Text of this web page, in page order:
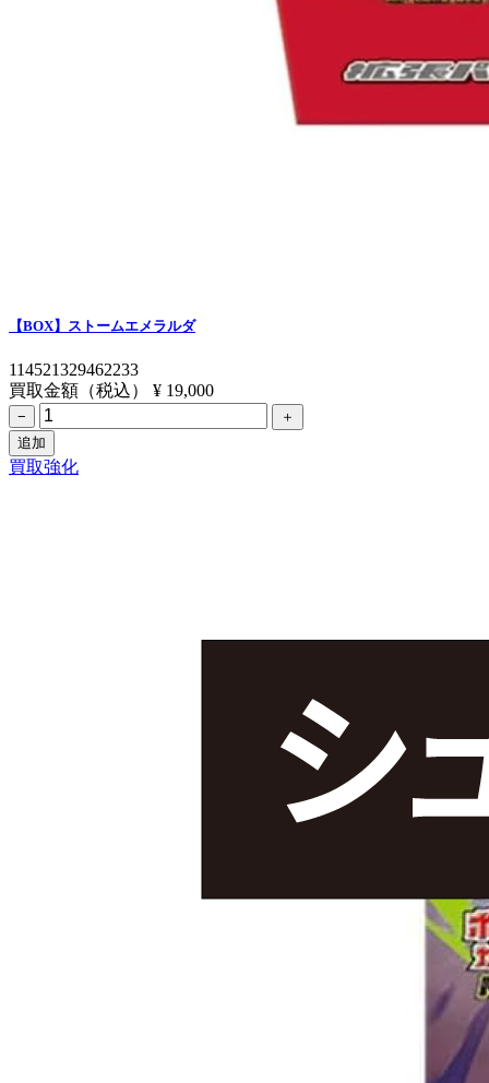
【BOX】ストームエメラルダ
114521329462233
買取金額（税込）
¥ 19,000
−
＋
追加
買取強化